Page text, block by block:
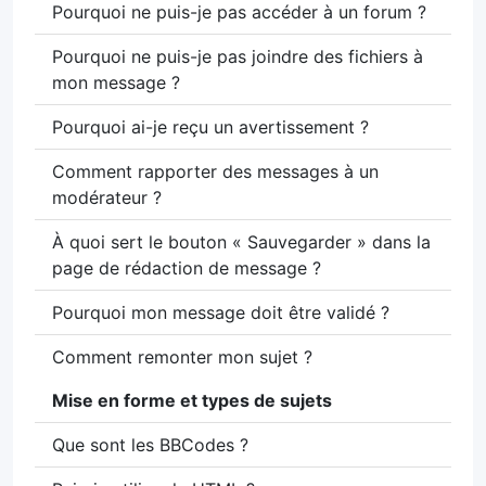
Pourquoi ne puis-je pas accéder à un forum ?
Pourquoi ne puis-je pas joindre des fichiers à
mon message ?
Pourquoi ai-je reçu un avertissement ?
Comment rapporter des messages à un
modérateur ?
À quoi sert le bouton « Sauvegarder » dans la
page de rédaction de message ?
Pourquoi mon message doit être validé ?
Comment remonter mon sujet ?
Mise en forme et types de sujets
Que sont les BBCodes ?